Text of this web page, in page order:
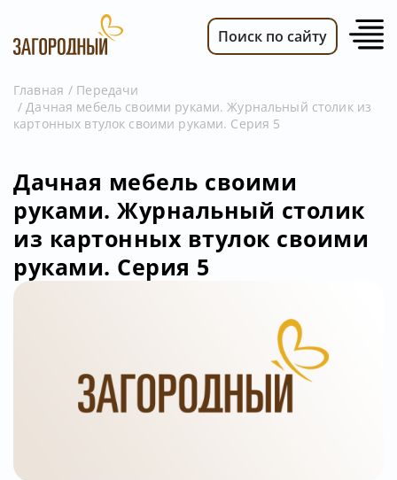
ВИДЕО
ПЕРЕДАЧИ
ТЕЛЕПРОГРАММА
РЕКЛАМОДАТЕЛЯМ
Поиск по сайту
Главная
Передачи
Дачная мебель своими руками. Журнальный столик из
картонных втулок своими руками. Серия 5
Дачная мебель своими
руками. Журнальный столик
из картонных втулок своими
руками. Серия 5